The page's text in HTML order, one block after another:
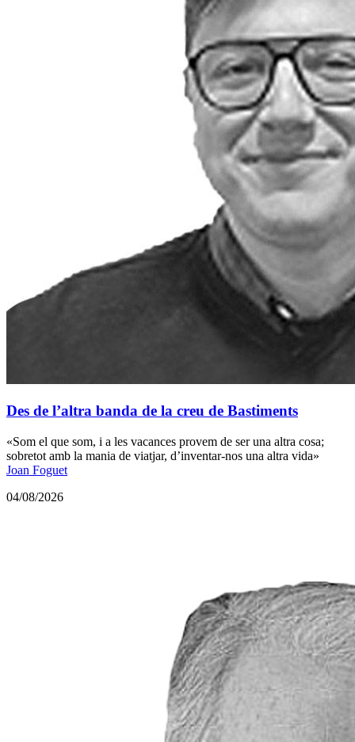
Des de l’altra banda de la creu de Bastiments
«Som el que som, i a les vacances provem de ser una altra cosa;
sobretot amb la mania de viatjar, d’inventar-nos una altra vida»
Joan Foguet
04/08/2026